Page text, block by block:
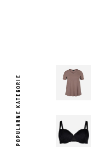
POPULARNE KATEGORIE